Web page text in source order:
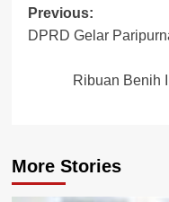
Post
navigation
Previous:
DPRD Gelar
Ribuan Benih
More Stories